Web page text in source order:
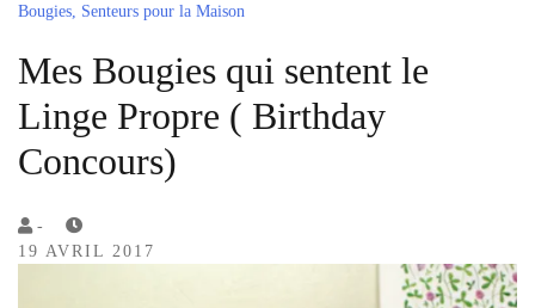
Bougies, Senteurs pour la Maison
Mes Bougies qui sentent le
Linge Propre ( Birthday
Concours)
by
Lola
-
19 AVRIL 2017